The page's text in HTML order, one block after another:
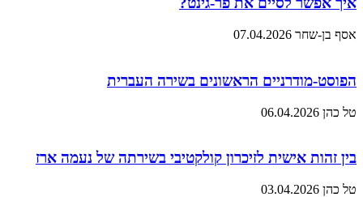
אסף בן-שחר 07.04.2026
הפוסט-מודרניים הראשונים בשירה העברית
טל כהן 06.04.2026
בין זהות אישית לזיכרון קולקטיבי בשירתה של נעמה ארז
טל כהן 03.04.2026